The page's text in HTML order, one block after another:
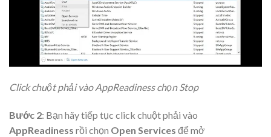
Click chuột phải vào AppReadiness chọn Stop
Bước 2: Bạn hãy tiếp tục click chuột phải vào
AppReadiness rồi chọn Open Services để mở